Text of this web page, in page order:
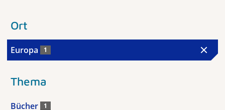
Ort
Europa 1
Thema
Bücher 1